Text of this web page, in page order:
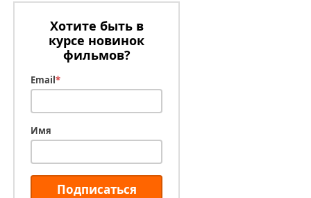
Хотите быть в
курсе новинок
фильмов?
Email*
Имя
Подписаться